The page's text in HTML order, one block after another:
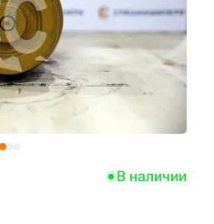
В наличии